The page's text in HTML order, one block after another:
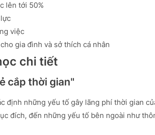
lên tới 50%
việc
gia đình và sở thích cá nhân
chi tiết
cắp thời gian"
định những yếu tố gây lãng phí thời gian
đích, đến những yếu tố bên ngoài như